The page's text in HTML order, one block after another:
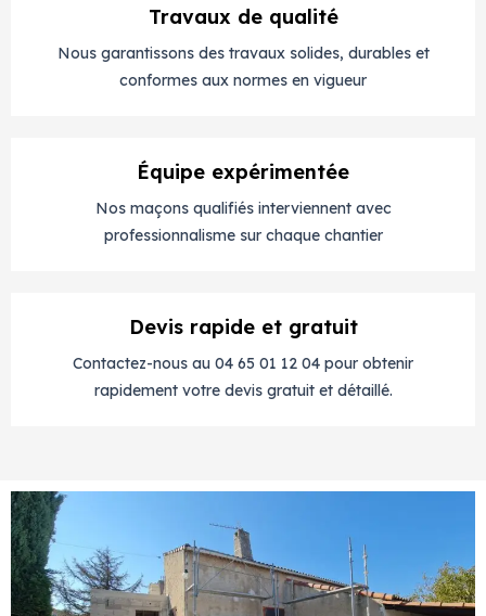
Travaux de qualité
Nous garantissons des travaux solides, durables et
conformes aux normes en vigueur
Équipe expérimentée
Nos maçons qualifiés interviennent avec
professionnalisme sur chaque chantier
Devis rapide et gratuit
Contactez-nous au 04 65 01 12 04 pour obtenir
rapidement votre devis gratuit et détaillé.